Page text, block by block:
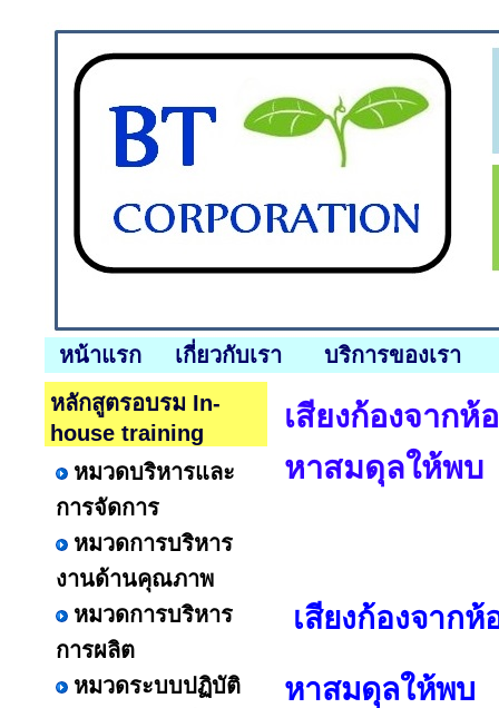
หน้าแรก เกี่ยวกับเรา
บริการของเรา
หลักสูตรอบรม In-
house training
หมวดบริหารและ
การจัดการ
หมวดการบริหาร
งานด้านคุณภาพ
หมวดการบริหาร
การผลิต
หมวดระบบปฏิบัติ
เสียงก้องจาก
หาสมดุลให้พบ
เสียงก้องจาก
หาสมดุลให้พบ